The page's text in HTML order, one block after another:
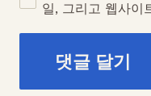
일, 그리고 웹사이
댓글 달기